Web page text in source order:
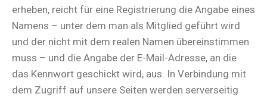
erheben, reicht für eine Registrierung die Angabe eines
Namens – unter dem man als Mitglied geführt wird
und der nicht mit dem realen Namen übereinstimmen
muss – und die Angabe der E-Mail-Adresse, an die
das Kennwort geschickt wird, aus. In Verbindung mit
dem Zugriff auf unsere Seiten werden serverseitig